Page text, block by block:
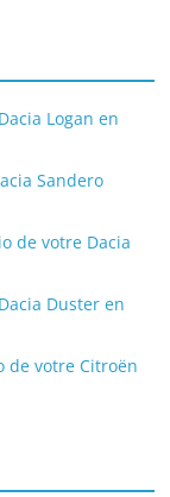
Logan en
Sandero
de votre Dacia
Duster en
de votre Citroën